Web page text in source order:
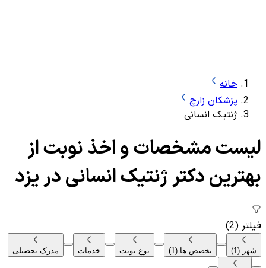
خانه
پزشکان زارچ
ژنتیک انسانی
لیست مشخصات و اخذ نوبت از
بهترین دکتر ژنتیک انسانی در یزد
فیلتر (2)
شهر (1) تخصص ها (1) نوع نوبت خدمات مدرک تحصیلی